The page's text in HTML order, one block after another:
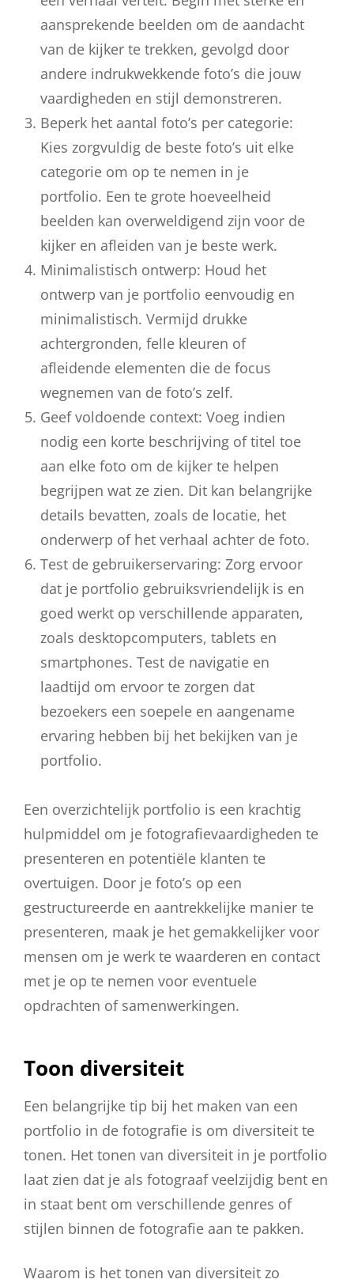
aansprekende beelden om de aandacht
van de kijker te trekken, gevolgd door
andere indrukwekkende foto’s die jouw
vaardigheden en stijl demonstreren.
Beperk het aantal foto’s per categorie:
Kies zorgvuldig de beste foto’s uit elke
categorie om op te nemen in je
portfolio. Een te grote hoeveelheid
beelden kan overweldigend zijn voor de
kijker en afleiden van je beste werk.
Minimalistisch ontwerp: Houd het
ontwerp van je portfolio eenvoudig en
minimalistisch. Vermijd drukke
achtergronden, felle kleuren of
afleidende elementen die de focus
wegnemen van de foto’s zelf.
Geef voldoende context: Voeg indien
nodig een korte beschrijving of titel toe
aan elke foto om de kijker te helpen
begrijpen wat ze zien. Dit kan belangrijke
details bevatten, zoals de locatie, het
onderwerp of het verhaal achter de foto.
Test de gebruikerservaring: Zorg ervoor
dat je portfolio gebruiksvriendelijk is en
goed werkt op verschillende apparaten,
zoals desktopcomputers, tablets en
smartphones. Test de navigatie en
laadtijd om ervoor te zorgen dat
bezoekers een soepele en aangename
ervaring hebben bij het bekijken van je
portfolio.
Een overzichtelijk portfolio is een krachtig
hulpmiddel om je fotografievaardigheden te
presenteren en potentiële klanten te
overtuigen. Door je foto’s op een
gestructureerde en aantrekkelijke manier te
presenteren, maak je het gemakkelijker voor
mensen om je werk te waarderen en contact
met je op te nemen voor eventuele
opdrachten of samenwerkingen.
Toon diversiteit
Een belangrijke tip bij het maken van een
portfolio in de fotografie is om diversiteit te
tonen. Het tonen van diversiteit in je portfolio
laat zien dat je als fotograaf veelzijdig bent en
in staat bent om verschillende genres of
stijlen binnen de fotografie aan te pakken.
Waarom is het tonen van diversiteit zo